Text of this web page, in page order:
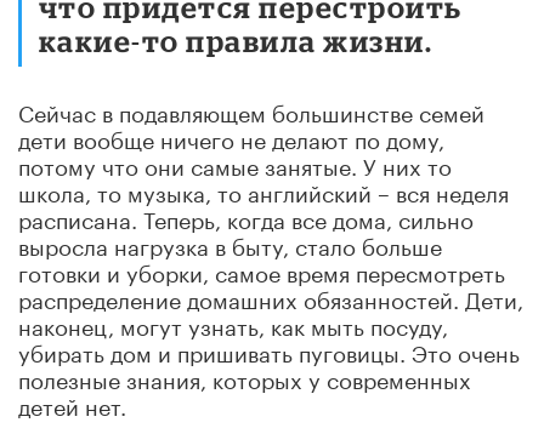
какие-то правила жизни.
Сейчас в подавляющем большинстве семей
дети вообще ничего не делают по дому,
потому что они самые занятые. У них то
школа, то музыка, то английский – вся неделя
расписана. Теперь, когда все дома, сильно
выросла нагрузка в быту, стало больше
готовки и уборки, самое время пересмотреть
распределение домашних обязанностей. Дети,
наконец, могут узнать, как мыть посуду,
убирать дом и пришивать пуговицы. Это очень
полезные знания, которых у современных
детей нет.